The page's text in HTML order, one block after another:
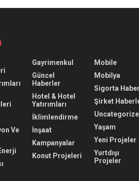
Ve
Gayrimenkul
Güncel
Haberler
Hotel & Hotel
Yatırımları
İklimlendirme
İnşaat
Kampanyalar
Konut Projeleri
Mobile
Mobilya
Sigorta Haber
Şirket
Yaşam
Yeni Projeler
Yurtdışı
Projeler